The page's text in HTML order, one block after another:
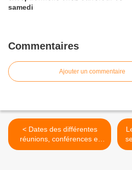
samedi
Commentaires
Ajouter un commentaire
< Dates des différentes
réunions, conférences et
débats à venir du 29 Juin